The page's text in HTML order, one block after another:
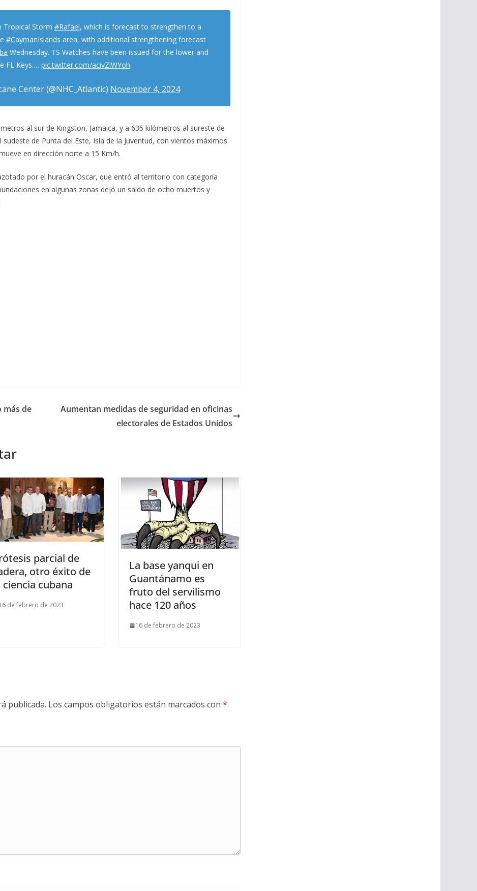
Tropical Storm #Rafael, which is forecast to strengthen to a
#CaymanIslands area, with additional strengthening forecast
Wednesday. TS Watches have been issued for the lower and
FL Keys.… pic.twitter.com/acivZlWYoh
Center (@NHC_Atlantic) November 4, 2024
al sur de Kingston, Jamaica, y a 635 kilómetros al sureste de
de Punta del Este, Isla de la Juventud, con vientos máximos
en dirección norte a 15 Km/h.
por el huracán Oscar, que entró al territorio con categoría
en algunas zonas dejó un saldo de ocho muertos y
más de
Aumentan medidas de seguridad en oficinas
electorales de Estados Unidos
parcial de
otro éxito de
ciencia cubana
de febrero de 2023
La base yanqui en
Guantánamo es
fruto del servilismo
hace 120 años
16 de febrero de 2023
publicada. Los campos obligatorios están marcados con *